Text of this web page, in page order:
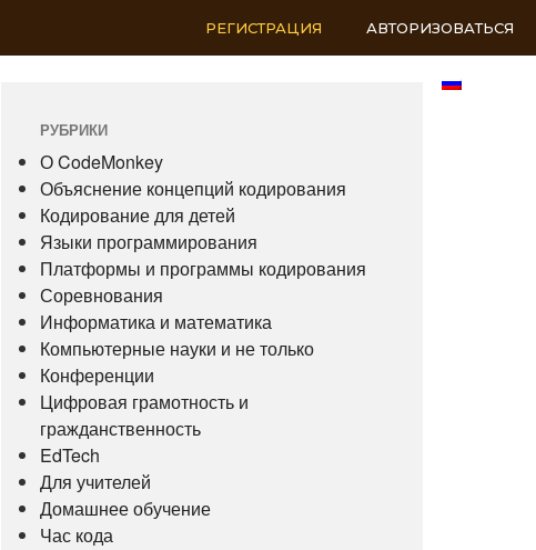
РЕГИСТРАЦИЯ АВТОРИЗОВАТЬСЯ
РУБРИКИ
О CodeMonkey
Объяснение концепций кодирования
Кодирование для детей
Языки программирования
Платформы и программы кодирования
Соревнования
Информатика и математика
Компьютерные науки и не только
Конференции
Цифровая грамотность и
гражданственность
EdTech
Для учителей
Домашнее обучение
Час кода